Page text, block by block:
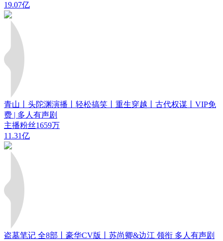
19.07亿
青山丨头陀渊演播丨轻松搞笑丨重生穿越丨古代权谋丨VIP免
费 | 多人有声剧
主播粉丝1659万
11.31亿
盗墓笔记 全8部丨豪华CV版丨苏尚卿&边江 领衔 多人有声剧